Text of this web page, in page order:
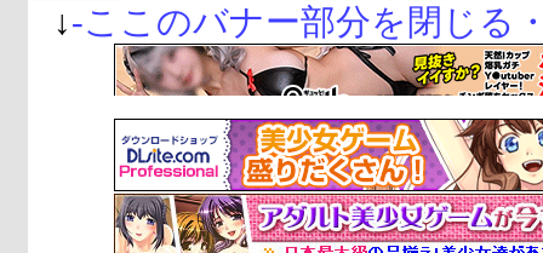
↓-ここのバナー部分を閉じる